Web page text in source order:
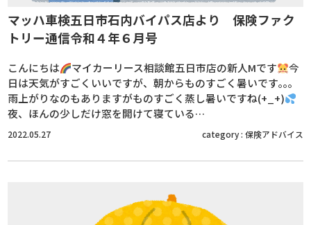
マッハ車検五日市石内バイパス店より 保険ファク
トリー通信令和４年６月号
こんにちは マイカーリース相談館五日市店の新人Mです
今
日は天気がすごくいいですが、朝からものすごく暑いです｡｡｡
雨上がりなのもありますがものすごく蒸し暑いですね(+_+)
夜、ほんの少しだけ窓を開けて寝ている…
2022.05.27 category : 保険アドバイス